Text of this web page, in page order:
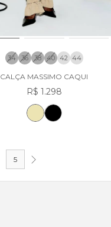
34 36 38 40 42 44
CALÇA MASSIMO CAQUI
R$ 1.298
5